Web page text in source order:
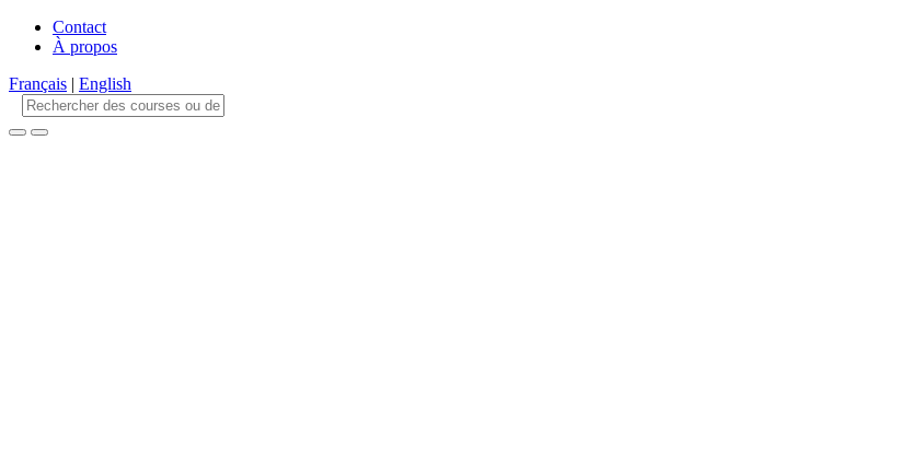
Contact
À propos
Français | English